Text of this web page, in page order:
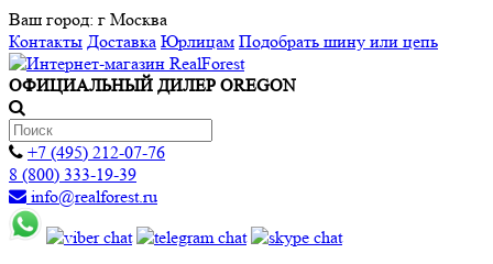
Ваш город: г Москва
Контакты Доставка Юрлицам Подобрать шину или цепь
ОФИЦИАЛЬНЫЙ ДИЛЕР OREGON
+7 (495) 212-07-76
8 (800) 333-19-39
info@realforest.ru